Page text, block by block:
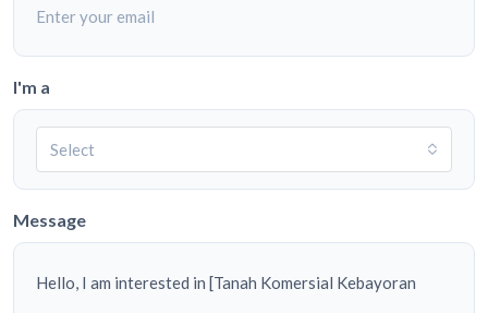
I'm a
Select
Message